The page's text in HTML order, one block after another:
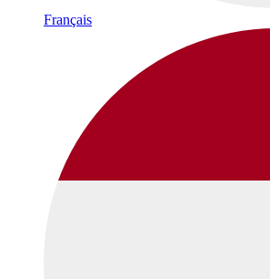
Français